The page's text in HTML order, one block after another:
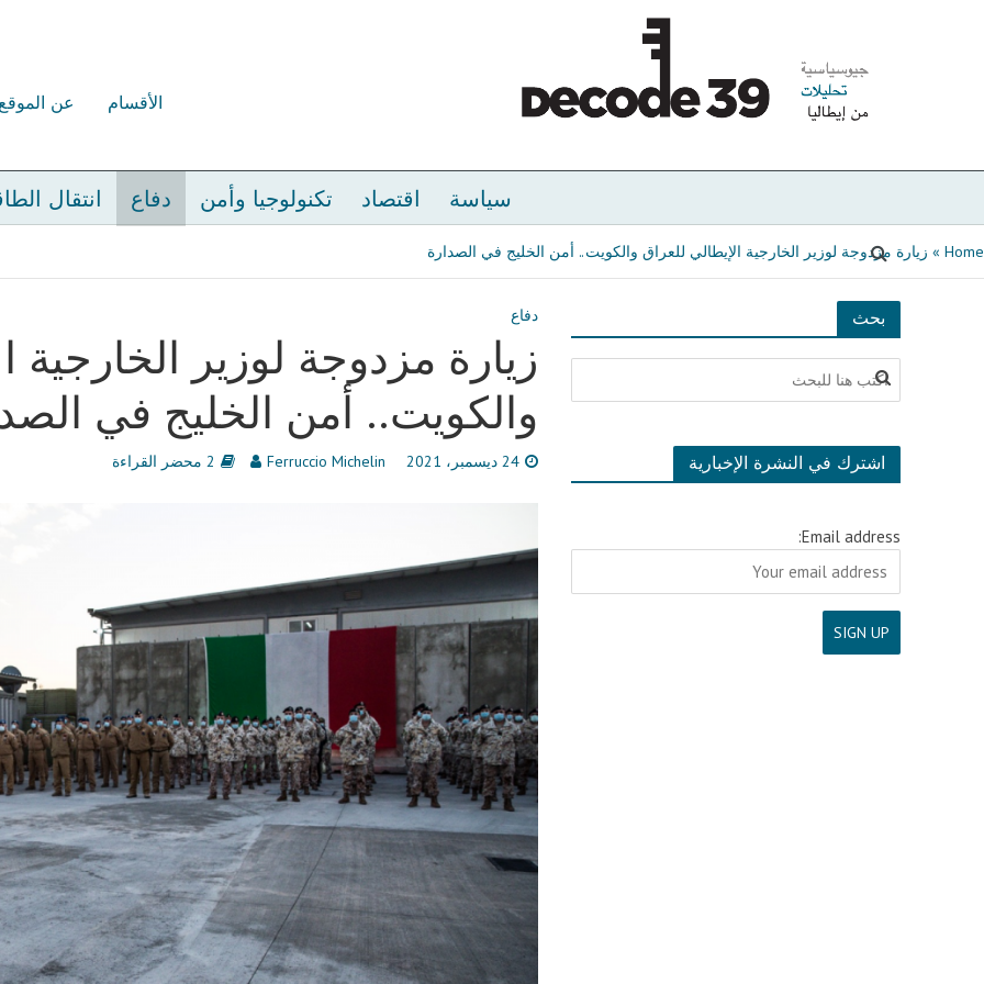
الأقسام عن
سياسة اقتصاد تكنولوجيا وأمن دفاع انتقال
Home
» زيارة مزدوجة لوزير الخارجية الإيطالي للعراق والكويت.. أمن الخليج في الصدارة
دفاع
زيارة مزدوجة لوزير الخارجية
والكويت.. أمن الخليج في
24 ديسمبر، 2021 Ferruccio Michelin 2 محضر القراءة
بحث
اشترك في النشرة الإخبارية
Email address: